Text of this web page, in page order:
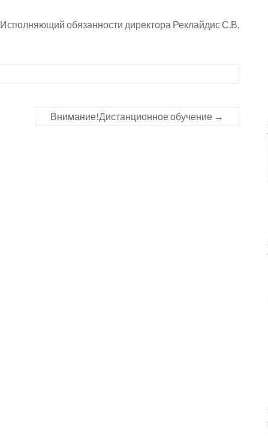
Исполняющий обязанности директора Реклайдис С.В.
Внимание!Дистанционное обучение →